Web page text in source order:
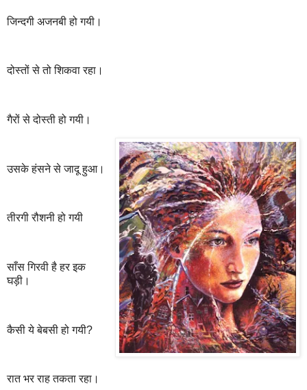
जिन्दगी अजनबी हो गयी।
दोस्तों से तो शिकवा रहा।
गैरों से दोस्ती हो गयी।
उसके हंसने से जादू हुआ।
तीरगी रौशनी हो गयी
साँस गिरवी है हर इक
घड़ी।
कैसी ये बेबसी हो गयी?
रात भर राह तकता रहा।